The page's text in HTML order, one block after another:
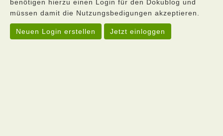
benötigen hierzu einen Login für den Dokublog und
müssen damit die Nutzungsbedigungen akzeptieren.
Neuen Login erstellen Jetzt einloggen